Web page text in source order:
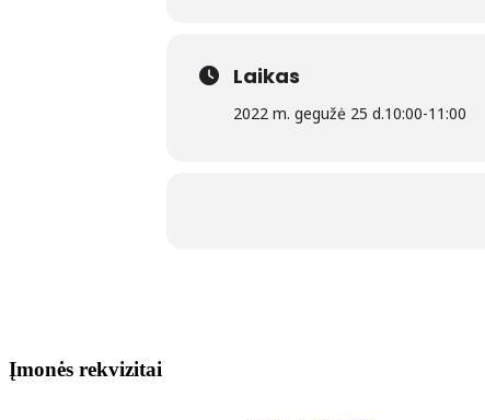
Laikas
2022 m. gegužė 25 d.10:00-11:00
Įmonės rekvizitai